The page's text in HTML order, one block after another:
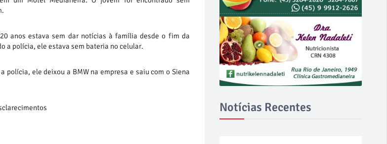
anos estava sem dar notícias à família desde o fim da
a polícia, ele estava sem bateria no celular.
polícia, ele deixou a BMW na empresa e saiu com o Siena
Notícias Recentes